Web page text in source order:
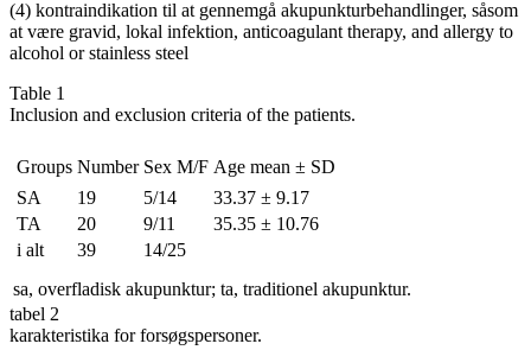
(4) kontraindikation til at gennemgå akupunkturbehandlinger, såsom
at være gravid, lokal infektion, anticoagulant therapy, and allergy to
alcohol or stainless steel
Table 1
Inclusion and exclusion criteria of the patients.
Groups Number Sex M/F Age mean ± SD
SA
19 5/14
33.37 ± 9.17
TA
20 9/11
35.35 ± 10.76
i alt
39
14/25
sa, overfladisk akupunktur; ta, traditionel akupunktur.
tabel 2
karakteristika for forsøgspersoner.